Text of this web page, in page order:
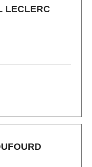
LECLERC